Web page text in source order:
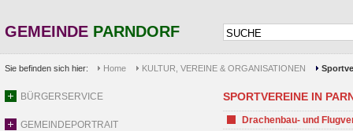
GEMEINDE PARNDORF
Sie befinden sich hier: Home KULTUR, VEREINE & ORGANISATIONEN
BÜRGERSERVICE
GEMEINDEPORTRAIT
SPORTVEREINE IN
Drachenbau- und